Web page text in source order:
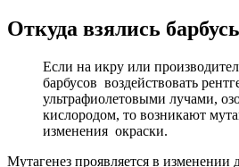
Откуда взялись
Если на икру или
барбусов воздействовать
ультрафиолетовыми лучами,
кислородом, то возникают
изменения окраски.
Мутагенез проявляется в